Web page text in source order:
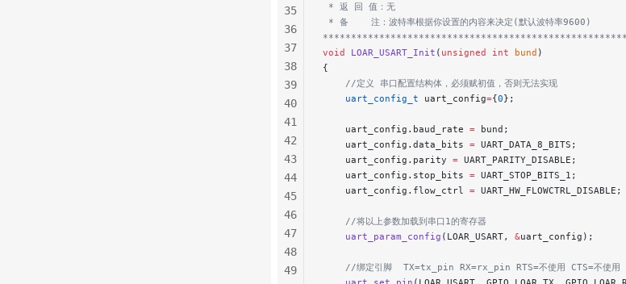
* 返 回 值：无
* 备    注：波特率根据你设置的内容来决定(默认波特率9600)
void
LOAR_USART_Init ( unsigned int bund )
{
    //定义 串口配置结构体，必须赋初值，否则无法实现
    uart_config_t
uart_config={0};
    uart_config.baud_rate
= bund;
    uart_config.data_bits
= UART_DATA_8_BITS;
    uart_config.parity
= UART_PARITY_DISABLE;
    uart_config.stop_bits
= UART_STOP_BITS_1;
    uart_config.flow_ctrl
= UART_HW_FLOWCTRL_DISABLE;
    //将以上参数加载到串口1的寄存器
    uart_param_config
(LOAR_USART, &uart_config);
    //绑定引脚  TX=tx_pin RX=rx_pin RTS=不使用 CTS=不使用
35
36
37
38
39
40
41
42
43
44
45
46
47
48
49